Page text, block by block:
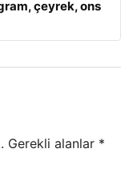
çeyrek, ons
Gerekli alanlar *